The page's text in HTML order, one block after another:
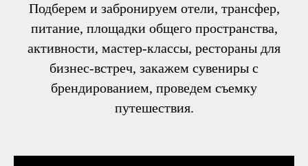
Подберем и забронируем отели, трансфер,
питание, площадки общего пространства,
активности, мастер-классы, рестораны для
бизнес-встреч, закажем сувениры с
брендированием, проведем съемку
путешествия.